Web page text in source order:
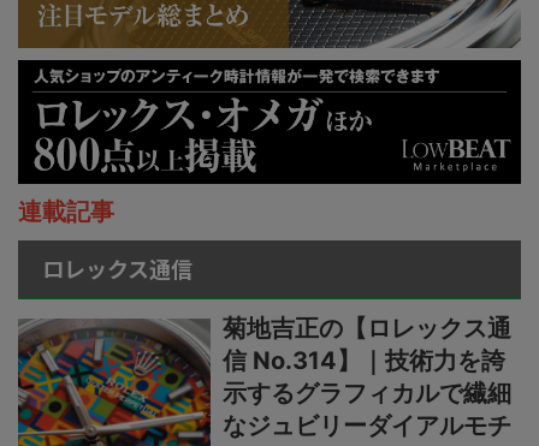
連載記事
ロレックス通信
菊地吉正の【ロレックス通
信 No.314】｜技術力を誇
示するグラフィカルで繊細
なジュビリーダイアルモチ